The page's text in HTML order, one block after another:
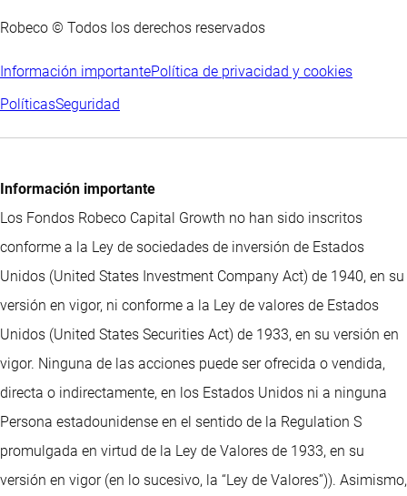
Robeco © Todos los derechos reservados
Información importantePolítica de privacidad y cookies
PolíticasSeguridad
Información importante
Los Fondos Robeco Capital Growth no han sido inscritos
conforme a la Ley de sociedades de inversión de Estados
Unidos (United States Investment Company Act) de 1940, en su
versión en vigor, ni conforme a la Ley de valores de Estados
Unidos (United States Securities Act) de 1933, en su versión en
vigor. Ninguna de las acciones puede ser ofrecida o vendida,
directa o indirectamente, en los Estados Unidos ni a ninguna
Persona estadounidense en el sentido de la Regulation S
promulgada en virtud de la Ley de Valores de 1933, en su
versión en vigor (en lo sucesivo, la “Ley de Valores”)). Asimismo,